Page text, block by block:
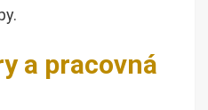
a pracovná